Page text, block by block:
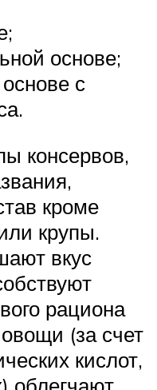
основе;
с
консервов,
кроме
крупы.
вкус
рациона
(за счет
кислот,